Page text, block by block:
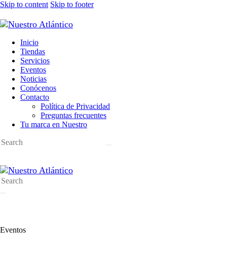
Skip to content Skip to footer
Inicio
Tiendas
Servicios
Eventos
Noticias
Conócenos
Contacto
Política de Privacidad
Preguntas frecuentes
Tu marca en Nuestro
Eventos